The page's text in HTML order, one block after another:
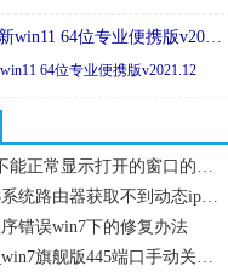
雨林木风最新win11 64位专业便携版v2021.12
64位专业便携版v2021.12
win10系统任务栏不能正常显示打开的窗口的技巧
技术编辑为你win8系统路由器获取不到动态ip地址的步骤
错误win7下的修复办法
445端口关上不了_win7旗舰版445端口手动关上介绍